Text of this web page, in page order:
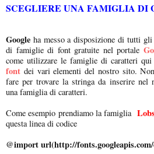
SCEGLIERE UNA FAMIGLIA DI
Google ha messo a disposizione di tutti
di famiglie di font gratuite nel portale
come utilizzare le famiglie di caratteri qui
font dei vari elementi del nostro sito.
fare per trovare la stringa da inserire nel
una famiglia di caratteri.
Come esempio prendiamo la famiglia
questa linea di codice
@import url(http://